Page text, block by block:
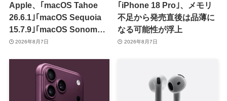
Apple、｢macOS Tahoe
26.6.1｣｢macOS Sequoia
15.7.9｣｢macOS Sonoma
14.8.9｣をリリース ｰ 画面共
2026年8月7日
｢iPhone 18 Pro｣、メモリ
不足から発売直後は品薄に
なる可能性が浮上
2026年8月7日